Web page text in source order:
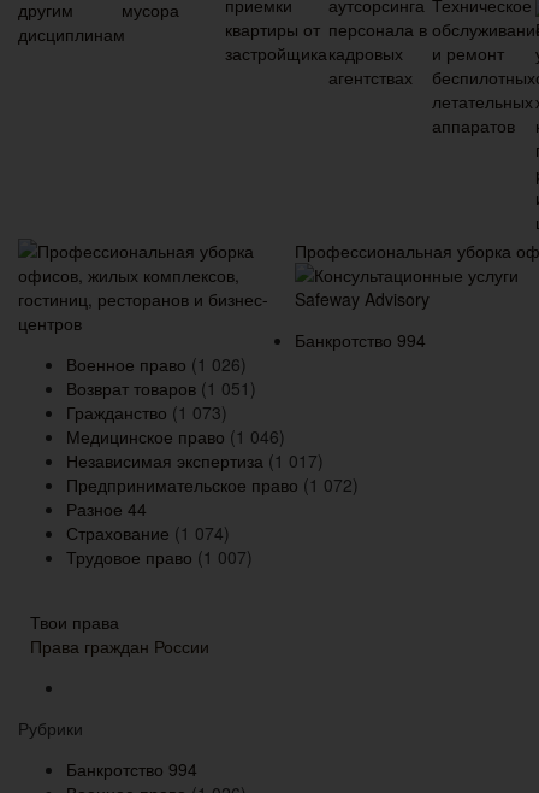
Профессиональная уборка
Банкротство 994
Военное право (1 026)
Возврат товаров (1 051)
Гражданство (1 073)
Медицинское право (1 046)
Независимая экспертиза (1 017)
Предпринимательское право (1 072)
Разное 44
Страхование (1 074)
Трудовое право (1 007)
Твои права
Права граждан России
Рубрики
Банкротство 994